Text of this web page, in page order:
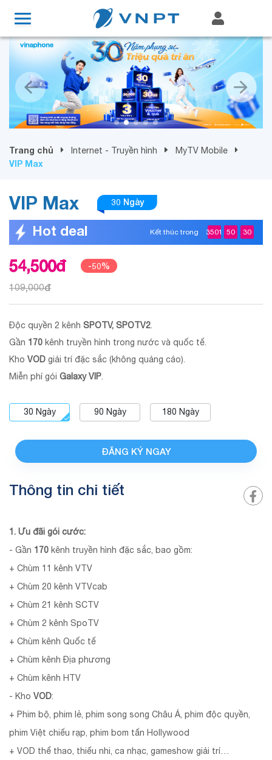
Trang chủ Internet - Truyền hình MyTV Mobile
VIP Max
VIP Max 30 Ngày
Hot deal Kết thúc trong 3501 50 30
54,500đ -50%
109,000đ
Độc quyền 2 kênh SPOTV, SPOTV2
Gần 170 kênh truyền hình trong nước và quốc tế.
Kho VOD giải trí đặc sắc (không quảng cáo).
Miễn phí gói Galaxy VIP
30 Ngày 90 Ngày 180 Ngày
ĐĂNG KÝ NGAY
Thông tin chi tiết
1. Ưu đãi gói cước:
- Gần 170 kênh truyền hình đặc sắc, bao gồm:
+ Chùm 11 kênh VTV
+ Chùm 20 kênh VTVcab
+ Chùm 21 kênh SCTV
+ Chùm 2 kênh SpoTV
+ Chùm kênh Quốc tế
+ Chùm kênh Địa phương
+ Chùm kênh HTV
- Kho VOD:
+ Phim bộ, phim lẻ, phim song song Châu Á, phim độc quyền,
phim Việt chiếu rạp, phim bom tấn Hollywood
+ VOD thể thao, thiếu nhi, ca nhạc, gameshow giải trí…